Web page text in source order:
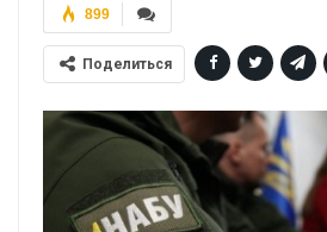
899
Поделиться